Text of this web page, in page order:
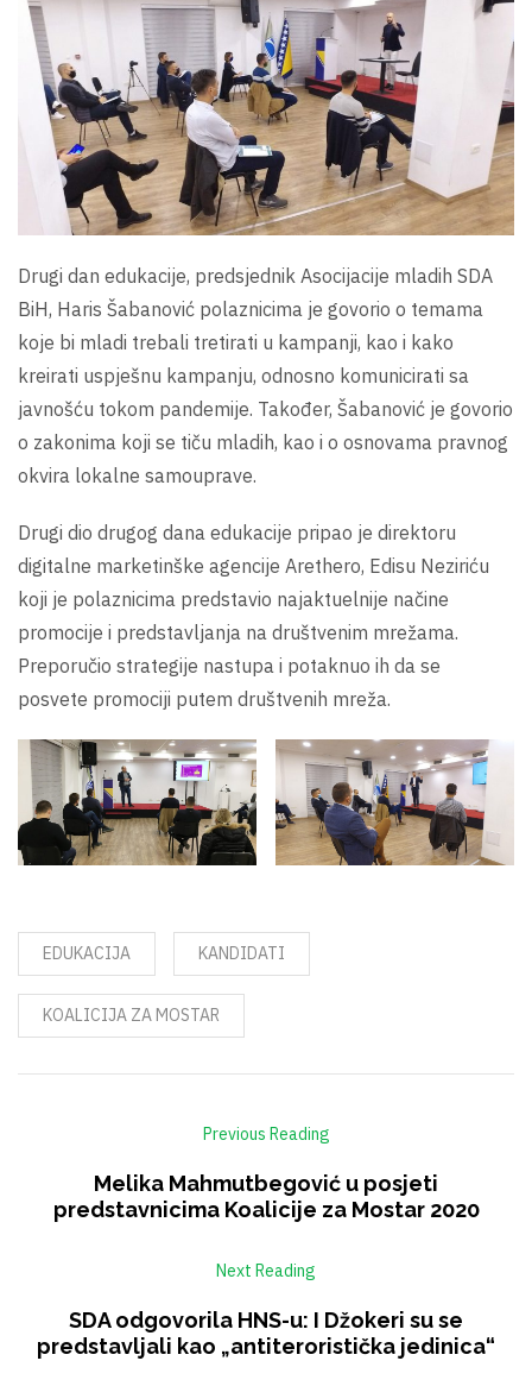
Drugi dan edukacije, predsjednik Asocijacije mladih SDA
BiH, Haris Šabanović polaznicima je govorio o temama
koje bi mladi trebali tretirati u kampanji, kao i kako
kreirati uspješnu kampanju, odnosno komunicirati sa
javnošću tokom pandemije. Također, Šabanović je govorio
o zakonima koji se tiču mladih, kao i o osnovama pravnog
okvira lokalne samouprave.
Drugi dio drugog dana edukacije pripao je direktoru
digitalne marketinške agencije Arethero, Edisu Neziriću
koji je polaznicima predstavio najaktuelnije načine
promocije i predstavljanja na društvenim mrežama.
Preporučio strategije nastupa i potaknuo ih da se
posvete promociji putem društvenih mreža.
EDUKACIJA KANDIDATI
KOALICIJA ZA MOSTAR
Previous Reading
Melika Mahmutbegović u posjeti
predstavnicima Koalicije za Mostar 2020
Next Reading
SDA odgovorila HNS-u: I Džokeri su se
predstavljali kao „antiteroristička jedinica“